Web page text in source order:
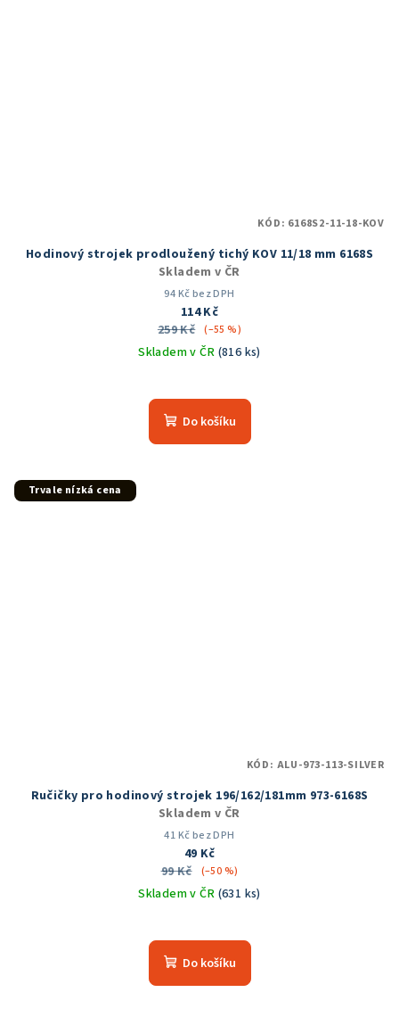
Hodinový strojek prodloužený tichý KOV 11/18 mm 6168S
Skladem v ČR
94 Kč bez DPH
114 Kč
259 Kč (–55 %)
Skladem v ČR (816 ks)
hodnocení
produktu
Do košíku
KÓD: 6168S2-11-18-KOV
Trvale nízká cena
Ručičky pro hodinový strojek 196/162/181mm 973-6168S
Skladem v ČR
41 Kč bez DPH
49 Kč
99 Kč
(–50 %)
Skladem v ČR (631 ks)
hodnocení
produktu
Do košíku
KÓD: ALU-973-113-SILVER